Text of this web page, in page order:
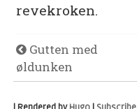
revekroken.
Gutten med
øldunken